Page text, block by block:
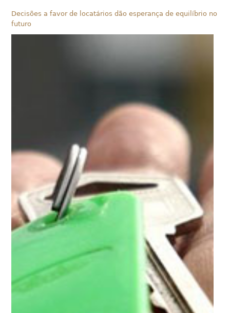
Decisões a favor de locatários dão esperança de equilíbrio no
futuro